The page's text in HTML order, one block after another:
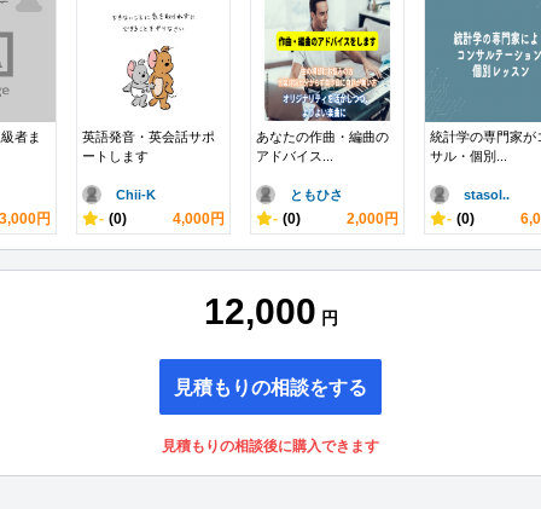
者ま
3,000円
英語発音・英会話サポ
ートします
Chii-K
- (0) 4,000円
あなたの作曲・編曲の
アドバイス...
ともひさ
- (0) 2,000円
統計学の専門家が
サル・個別...
stasol..
- (0)
12,000 円
見積もりの相談をする
見積もりの相談後に購入できます